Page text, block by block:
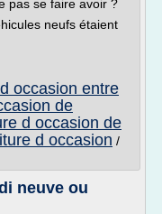
pas se faire avoir ?
neufs étaient
occasion entre
de
d occasion de
d occasion /
neuve ou